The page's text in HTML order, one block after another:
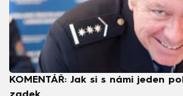
KOMENTÁŘ: Jak si s námi jeden